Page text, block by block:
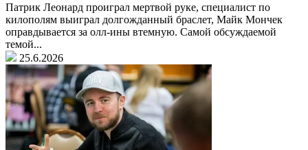
Патрик Леонард проиграл мертвой руке, специалист по
килополям выиграл долгожданный браслет, Майк Мончек
оправдывается за олл-ины втемную. Самой обсуждаемой
темой...
25.6.2026